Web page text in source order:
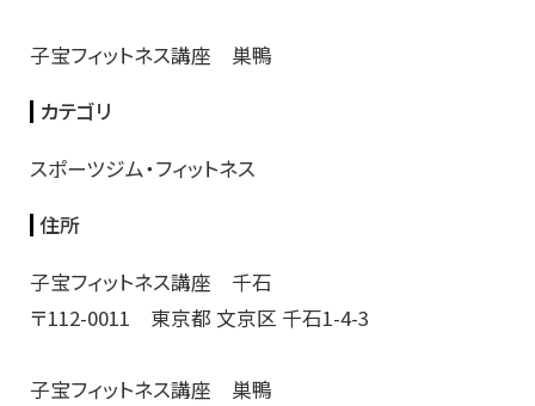
子宝フィットネス講座 巣鴨
カテゴリ
スポーツジム・フィットネス
住所
子宝フィットネス講座 千石
〒112-0011 東京都 文京区 千石1-4-3
子宝フィットネス講座 巣鴨